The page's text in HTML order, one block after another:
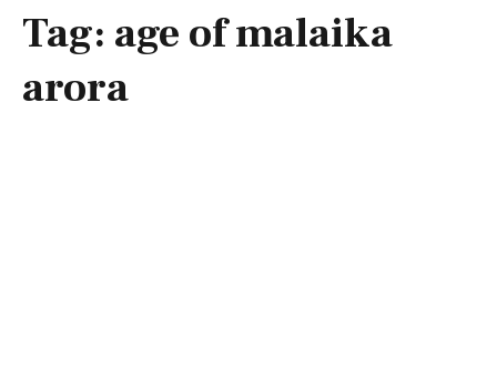
Tag: age of malaika
arora